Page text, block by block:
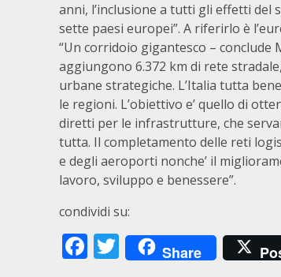
anni, l’inclusione a tutti gli effetti del
sette paesi europei”. A riferirlo è
“Un corridoio gigantesco – conclude
aggiungono 6.372 km di rete
urbane strategiche. L’Italia tutta
le regioni. L’obiettivo e’ quello di
diretti per le infrastrutture, che
tutta. Il completamento delle reti
e degli aeroporti nonche’ il
lavoro, sviluppo e benessere”.
condividi su:
Facebook
Twitter
Share